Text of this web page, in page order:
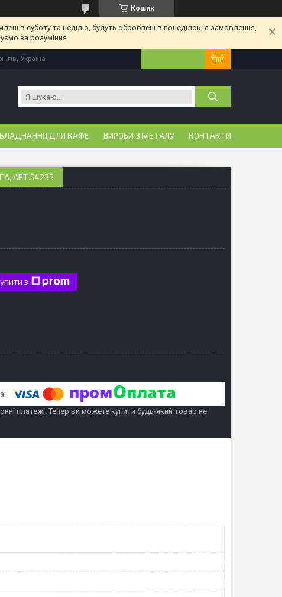
Кошик
в суботу та неділю, будуть оброблені в понеділок, а замовлення,
за розуміння.
Україна
ДЛЯ КАФЕ ВИРОБИ З МЕТАЛУ КОНТАКТИ
АРТ.54233
з
платежі. Тепер ви можете купити будь-який товар не